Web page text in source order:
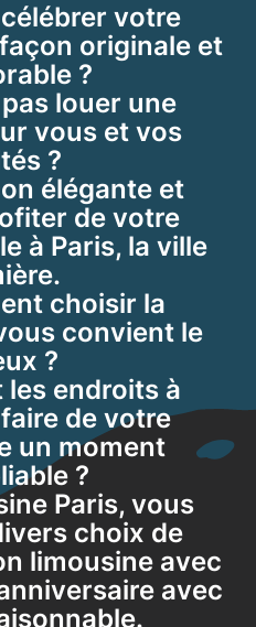
votre
originale et
?
louer une
vous et vos
?
élégante et
de votre
à Paris, la ville
choisir la
convient le
?
les endroits à
de votre
un moment
?
Paris, vous
choix de
limousine avec
avec